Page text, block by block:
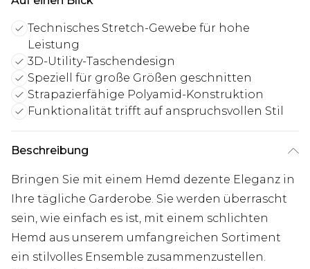
Technisches Stretch-Gewebe für hohe
Leistung
3D-Utility-Taschendesign
Speziell für große Größen geschnitten
Strapazierfähige Polyamid-Konstruktion
Funktionalität trifft auf anspruchsvollen Stil
Beschreibung
Bringen Sie mit einem Hemd dezente Eleganz in
Ihre tägliche Garderobe. Sie werden überrascht
sein, wie einfach es ist, mit einem schlichten
Hemd aus unserem umfangreichen Sortiment
ein stilvolles Ensemble zusammenzustellen.